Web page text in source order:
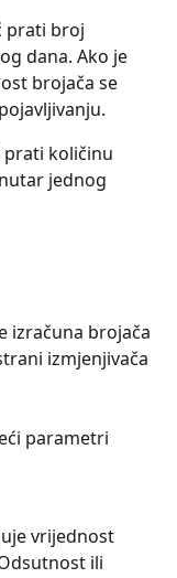
prati broj
dana. Ako je
brojača se
prati količinu
jednog
izračuna brojača
izmjenjivača
parametri
vrijednost
ili